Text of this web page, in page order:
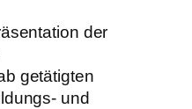
der
getätigten
und